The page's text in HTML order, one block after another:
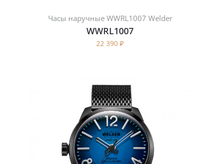
Часы наручные WWRL1007 Welder
WWRL1007
22 390 ₽